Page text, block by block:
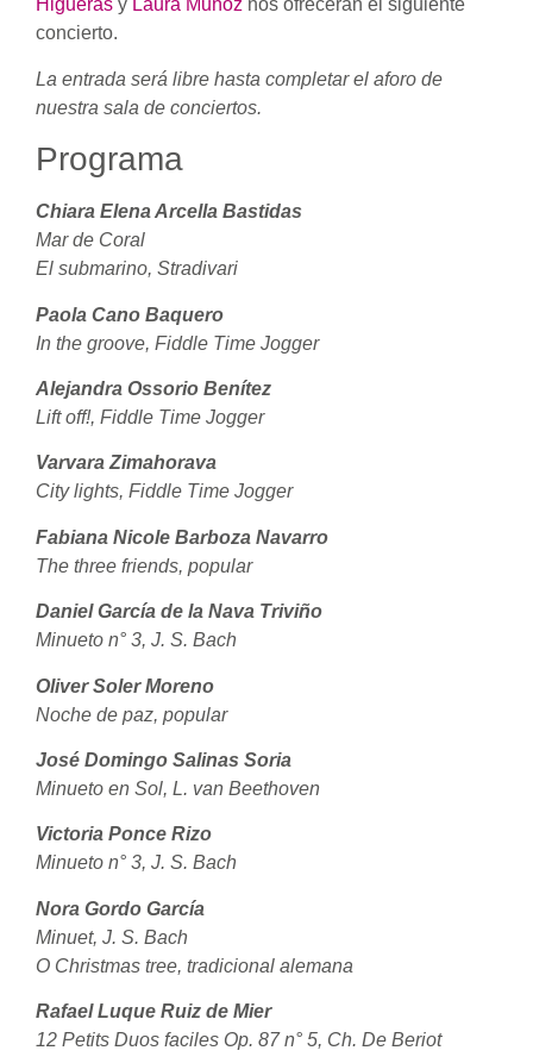
Higueras y Laura Muñoz nos ofrecerán el siguiente
concierto.
La entrada será libre hasta completar el aforo de
nuestra sala de conciertos.
Programa
Chiara Elena Arcella Bastidas
Mar de Coral
El submarino, Stradivari
Paola Cano Baquero
In the groove, Fiddle Time Jogger
Alejandra Ossorio Benítez
Lift off!, Fiddle Time Jogger
Varvara Zimahorava
City lights, Fiddle Time Jogger
Fabiana Nicole Barboza Navarro
The three friends, popular
Daniel García de la Nava Triviño
Minueto n° 3, J. S. Bach
Oliver Soler Moreno
Noche de paz, popular
José Domingo Salinas Soria
Minueto en Sol, L. van Beethoven
Victoria Ponce Rizo
Minueto n° 3, J. S. Bach
Nora Gordo García
Minuet, J. S. Bach
O Christmas tree, tradicional alemana
Rafael Luque Ruiz de Mier
12 Petits Duos faciles Op. 87 n° 5, Ch. De Beriot